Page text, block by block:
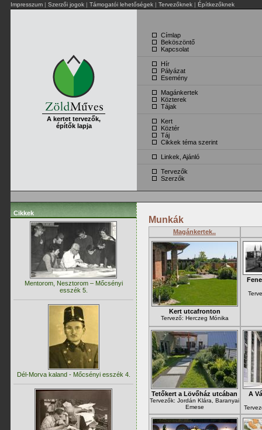
Impresszum | Szerzői jogok | Támogatói lehetőségek | Tervezőknek | Építkezőknek
A kertet tervezők,
építők lapja
Címlap
Beköszöntő
Kapcsolat
Hír
Pályázat
Esemény
Magánkertek
Közterek
Tájak
Kert
Köztér
Táj
Cikkek téma szerint
Linkek, Ajánló
Tervezők
Szerzők
Cikkek
Mentorom, Nesztorom – Mőcsényi
esszék 5.
Dél-Morva kaland - Mőcsényi esszék 4.
Munkák
Magánkertek..
Kert utcafronton
Tervező: Herczeg Mónika
Tetőkert a Lövőház utcában
Tervezők: Jordán Klára, Baranyai
Emese
A